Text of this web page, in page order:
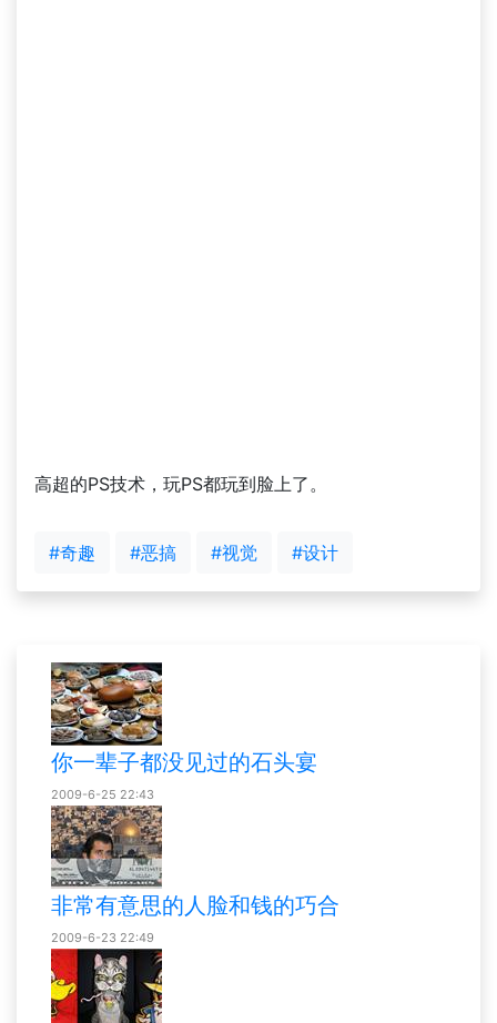
高超的PS技术，玩PS都玩到脸上了。
#奇趣 #恶搞 #视觉 #设计
你一辈子都没见过的石头宴
2009-6-25 22:43
非常有意思的人脸和钱的巧合
2009-6-23 22:49